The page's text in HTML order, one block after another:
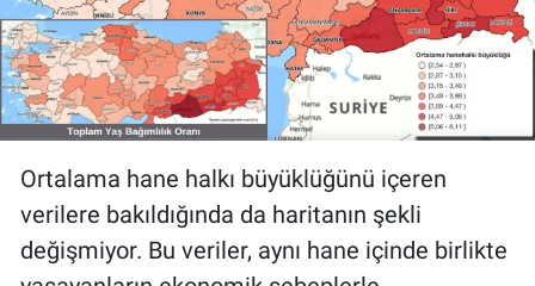
Ortalama hane halkı büyüklüğünü içeren
verilere bakıldığında da haritanın şekli
değişmiyor. Bu veriler, aynı hane içinde birlikte